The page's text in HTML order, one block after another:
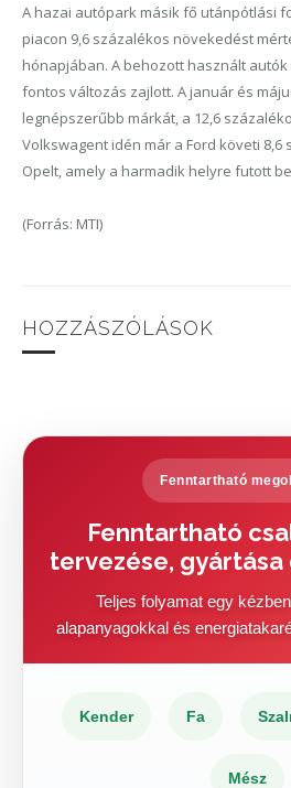
A hazai autópark másik fő utánpótlási
piacon 9,6 százalékos növekedést
hónapjában. A behozott használt
fontos változás zajlott. A január és
legnépszerűbb márkát, a 12,6
Volkswagent idén már a Ford követi
Opelt, amely a harmadik helyre futott
(Forrás: MTI)
HOZZÁSZÓLÁSOK
Fenntartható
Fenntartható
tervezése,
Teljes folyamat egy
alapanyagokkal és
Kender Fa
Mész